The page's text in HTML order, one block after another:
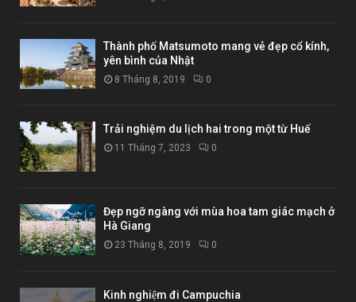
Thành phố Matsumoto mang vẻ đẹp cổ kính,
yên bình của Nhật
8 Tháng 8, 2019 0
Trải nghiệm du lịch hai trong một từ Huế
11 Tháng 7, 2023 0
Đẹp ngỡ ngàng với mùa hoa tam giác mạch ở
Hà Giang
23 Tháng 8, 2019 0
Kinh nghiệm đi Campuchia